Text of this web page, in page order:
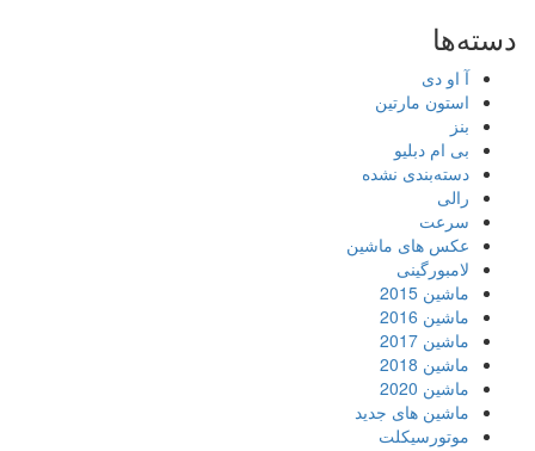
دسته‌ها
آ او دی
استون مارتین
بنز
بی ام دبلیو
دسته‌بندی نشده
رالی
سرعت
عکس های ماشین
لامبورگینی
ماشین 2015
ماشین 2016
ماشین 2017
ماشین 2018
ماشین 2020
ماشین های جدید
موتورسیکلت